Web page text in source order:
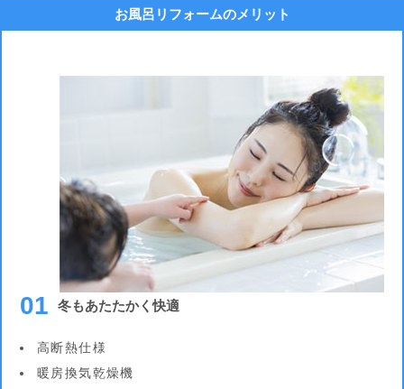
お風呂リフォームのメリット
01 冬もあたたかく快適
高断熱仕様
暖房換気乾燥機